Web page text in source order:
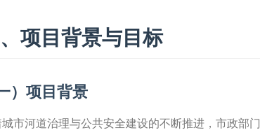
项目背景与目标
）项目背景
城市河道治理与公共安全建设的不断推进，市政部